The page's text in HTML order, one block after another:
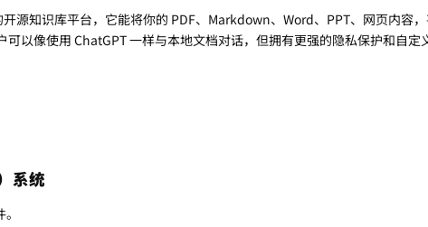
源知识库平台，它能将你的 PDF、Markdown、Word、PPT、网页内容
可以像使用 ChatGPT 一样与本地文档对话，但拥有更强的隐私保护和自定
系统